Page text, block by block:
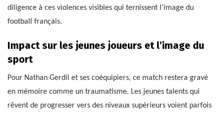
diligence à ces violences visibles qui ternissent l’image du
football français.
Impact sur les jeunes joueurs et l’image du
sport
Pour Nathan Gerdil et ses coéquipiers, ce match restera gravé
en mémoire comme un traumatisme. Les jeunes talents qui
rêvent de progresser vers des niveaux supérieurs voient parfois